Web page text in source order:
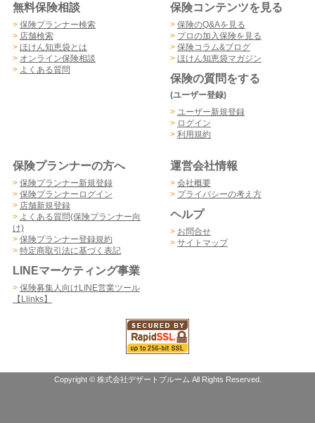
無料保険相談
> 保険プランナー検索
> 店舗検索
> ほけん知恵袋とは
> オンライン保険相談
> よくある質問
保険コンテンツを見る
> 保険のQ&Aを見る
> プロの加入保険を見る
> 保険コラム&ブログ
> ほけん知恵袋マガジン
保険の質問をする
(ユーザー登録)
> ユーザー新規登録
> ログイン
> 利用規約
保険プランナーの方へ
> 保険プランナー新規登録
> 保険プランナーログイン
> 店舗新規登録
> よくある質問(保険プランナー向
け)
> 保険プランナー登録規約
> 特定商取引法に基づく表記
LINEマーケティング事業
> 保険募集人向けLINE営業ツール
【Llinks】
運営会社情報
> 会社概要
> プライバシーの考え方
ヘルプ
> お問合せ
> サイトマップ
Copyright © 株式会社デザートブルーム All Rights Reserved.